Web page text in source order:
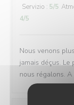
Servizio : 5/5
4/5
Nous venons
jamais déçus.
nous régalons.